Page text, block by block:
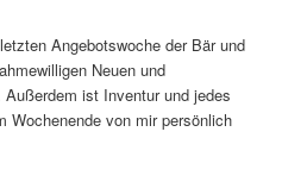
Angebotswoche der Bär und
Neuen und
ist Inventur und jedes
Wochenende von mir persönlich